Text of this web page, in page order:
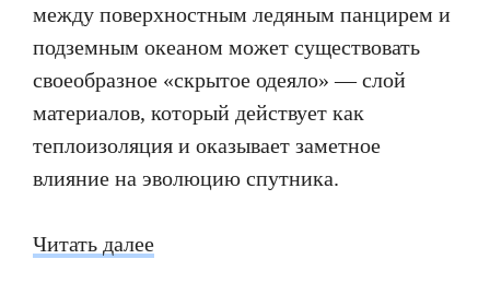
между поверхностным ледяным панцирем и
подземным океаном может существовать
своеобразное «скрытое одеяло» — слой
материалов, который действует как
теплоизоляция и оказывает заметное
влияние на эволюцию спутника.
Читать далее